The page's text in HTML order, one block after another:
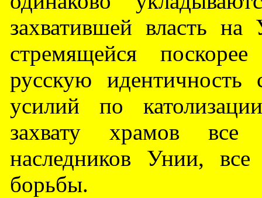
захватившей власть на
стремящейся
русскую идентичность
усилий по
захвату храмов все
наследников Унии,
борьбы.